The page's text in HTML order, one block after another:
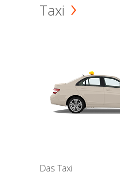
Taxi
Das Taxi